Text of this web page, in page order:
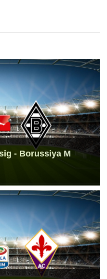
- Borussiya M